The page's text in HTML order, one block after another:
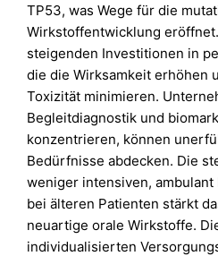
TP53, was Wege für die
Wirkstoffentwicklung
steigenden Investitionen in
die die Wirksamkeit erhöhen
Toxizität minimieren.
Begleitdiagnostik und
konzentrieren, können
Bedürfnisse abdecken. Die
weniger intensiven,
bei älteren Patienten stärkt
neuartige orale Wirkstoffe.
individualisierten